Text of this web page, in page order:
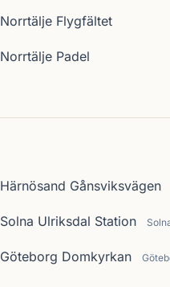
Norrtälje Flygfältet
Norrtälje Padel
Härnösand Gånsviksvägen
Solna Ulriksdal Station
Göteborg Domkyrkan